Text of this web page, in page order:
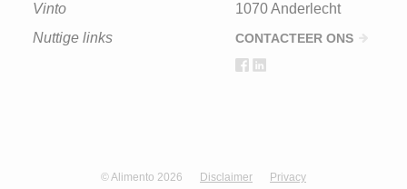
Vinto
Nuttige links
1070 Anderlecht
CONTACTEER ONS
© Alimento 2026 Disclaimer Privacy